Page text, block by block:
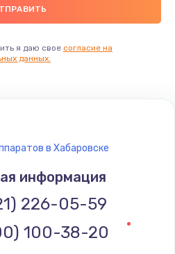
я даю свое согласие на
данных.
в Хабаровске
информация
226-05-59
100-38-20